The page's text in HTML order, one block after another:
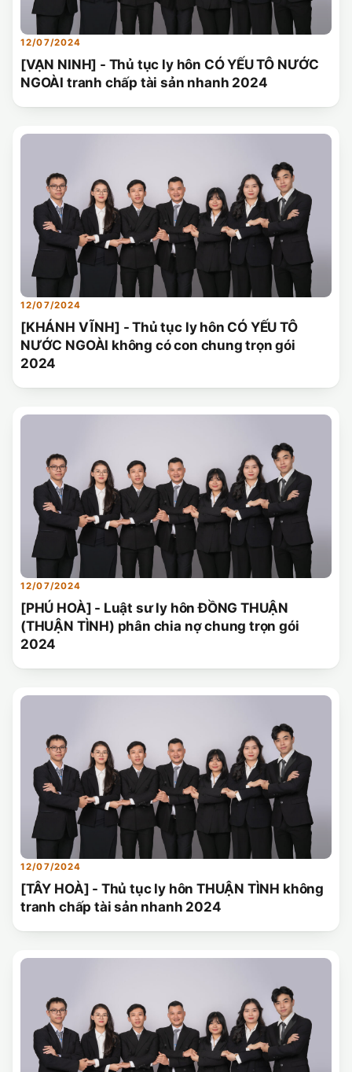
12/07/2024
[VẠN NINH] - Thủ tục ly hôn CÓ YẾU TÔ NƯỚC
NGOÀI tranh chấp tài sản nhanh 2024
12/07/2024
[KHÁNH VĨNH] - Thủ tục ly hôn CÓ YẾU TÔ
NƯỚC NGOÀI không có con chung trọn gói
2024
12/07/2024
[PHÚ HOÀ] - Luật sư ly hôn ĐỒNG THUẬN
(THUẬN TÌNH) phân chia nợ chung trọn gói
2024
12/07/2024
[TÂY HOÀ] - Thủ tục ly hôn THUẬN TÌNH không
tranh chấp tài sản nhanh 2024